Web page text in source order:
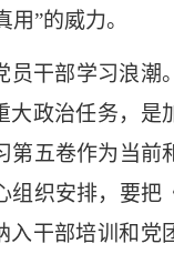
”的威力。
干部学习浪潮
大政治任务，是
第五卷作为当前
组织安排，要把
入干部培训和党